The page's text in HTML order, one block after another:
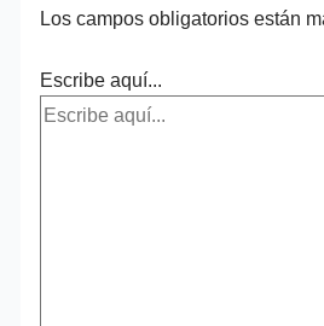
Los campos obligatorios están
Escribe aquí...